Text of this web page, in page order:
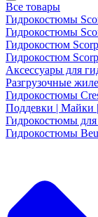
Все товары
Гидрокостюмы
Гидрокостюмы
Гидрокостюм
Гидрокостюм
Аксессуары для
Разгрузочные
Гидрокостюмы
Поддевки |
Гидрокостюмы для
Гидрокостюмы